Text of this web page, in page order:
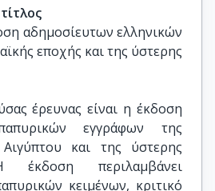
ΕΚΠΑ
αδημοσίευτων ελληνικών
εποχής και της ύστερης
έρευνας είναι η έκδοση
εγγράφων της
και της ύστερης
έκδοση περιλαμβάνει
κειμένων, κριτικό